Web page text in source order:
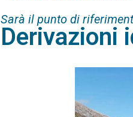
Sarà il punto di
Derivazioni